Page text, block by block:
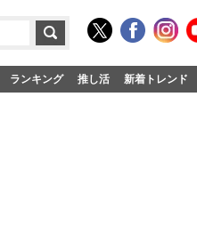
ランキング 推し活 新着トレンド